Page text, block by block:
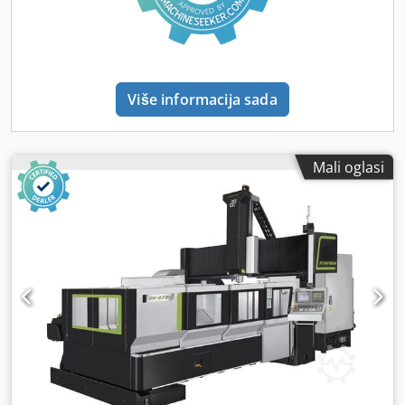
PRO koji imamo na prodaju. Kontaktirajte nas za više
detalja. • Konus alata: HSK 25 • Broj utora za alate:
automatski mjenjač alata s 12 pozicija. • Glavni elektronički
svaka • CNC glodalica portalnog tipa • Stroj talijanske
proizvodnje • 4-zonski vakuumski stol • Dizajnirano za
specijalizirane industrijske primjene, posebno za
Također pogodno za širok raspon općih operacija glodanja
• X i Y osi: Pogon s letvom i zupčanikom • Z-os: Pogon s
kugličnim vijkom • Automatski centralizirani sustav
podmazivanja • Vreteno hlađeno tekućinom • Vreteno je
potpuno remontirano prije nekoliko mjeseci, uključujući
zamjenu ležaja, i trenutno je u izvrsnom radnom stanju.
Chjdpfx Aszk Ipxjcwea • Integrirani Blumov sustav za
mjerenje alata s optičkim odašiljačem/prijemnikom (sonda
nije uključena) • 2 vakuumske pumpe • Kapacitet: 250 m³/h
svaki • Napajanje za vakuumski sustav: 230/400 V, 50 Hz •
Operativni sustav Windows 10 • Vlasnički 2.5D upravljački
softver • Deltacam CAM softver • 17-inčni TFT zaslon •
Sustav za usisavanje prašine (usisavač nije uključen) •
Više informacija sada
Mali oglasi